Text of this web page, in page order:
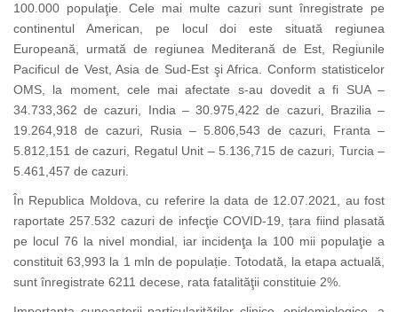
100.000 populaţie. Cele mai multe cazuri sunt înregistrate pe
continentul American, pe locul doi este situată regiunea
Europeană, urmată de regiunea Mediterană de Est, Regiunile
Pacificul de Vest, Asia de Sud-Est şi Africa. Conform statisticelor
OMS, la moment, cele mai afectate s-au dovedit a fi SUA –
34.733,362 de cazuri, India – 30.975,422 de cazuri, Brazilia –
19.264,918 de cazuri, Rusia – 5.806,543 de cazuri, Franta –
5.812,151 de cazuri, Regatul Unit – 5.136,715 de cazuri, Turcia –
5.461,457 de cazuri.
În Republica Moldova, cu referire la data de 12.07.2021, au fost
raportate 257.532 cazuri de infecţie COVID-19, țara fiind plasată
pe locul 76 la nivel mondial, iar incidenţa la 100 mii populaţie a
constituit 63,993 la 1 mln de populație. Totodată, la etapa actuală,
sunt înregistrate 6211 decese, rata fatalităţii constituie 2%.